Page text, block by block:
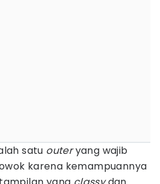
satu outeryang wajib
karena kemampuannya